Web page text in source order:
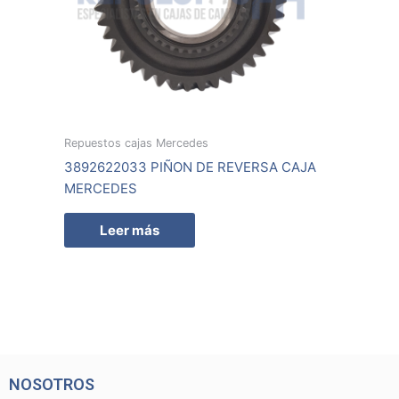
Repuestos cajas Mercedes
3892622033 PIÑON DE REVERSA CAJA
MERCEDES
Leer más
NOSOTROS